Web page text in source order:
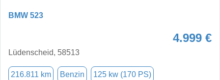
BMW 523
4.999 €
Lüdenscheid, 58513
216.811 km Benzin 125 kw (170 PS)